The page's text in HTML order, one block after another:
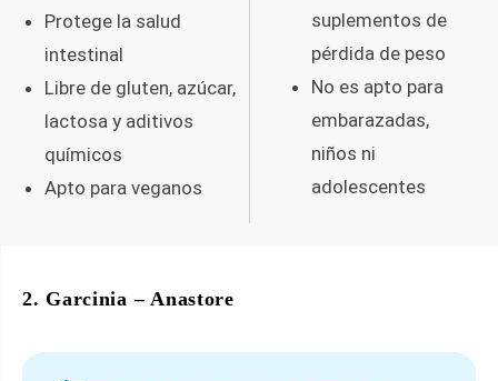
Protege la salud
intestinal
Libre de gluten, azúcar,
lactosa y aditivos
químicos
Apto para veganos
suplementos de
pérdida de peso
No es apto para
embarazadas,
niños ni
adolescentes
2. Garcinia – Anastore